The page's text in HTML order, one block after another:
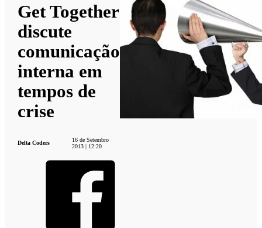
Get Together
discute
comunicação
interna em
tempos de
crise
Delta Coders
16 de Setembro
2013 | 12:20